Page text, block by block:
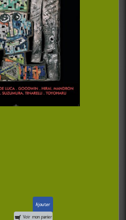
Ajouter
Voir mon panier